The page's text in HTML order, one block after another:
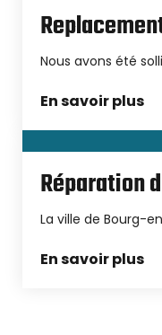
Nous avons été
En savoir plus
Réparation
La ville de Bourg-
En savoir plus